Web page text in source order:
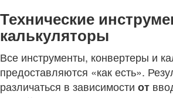
Технические
калькуляторы
Все инструменты, конвертеры и
предоставляются «как есть».
различаться в зависимости от